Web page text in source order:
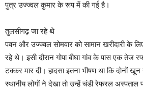
पुत्र उज्ज्वल कुमार के रूप में की गई है।
तुलसीगढ़ जा रहे थे
पवन और उज्ज्वल सोमवार को सामान खरीदारी के
रहे थे। इसी दौरान गोपा बीघा गांव के पास एक तेज
टक्कर मार दी। हादसा इतना भीषण था कि दोनों
स्थानीय लोगों ने देखा तो उन्हें चंडी रेफरल अस्पताल